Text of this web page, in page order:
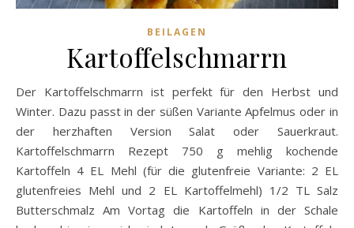
BEILAGEN
Kartoffelschmarrn
Der Kartoffelschmarrn ist perfekt für den Herbst und
Winter. Dazu passt in der süßen Variante Apfelmus oder in
der herzhaften Version Salat oder Sauerkraut.
Kartoffelschmarrn Rezept 750 g mehlig kochende
Kartoffeln 4 EL Mehl (für die glutenfreie Variante: 2 EL
glutenfreies Mehl und 2 EL Kartoffelmehl) 1/2 TL Salz
Butterschmalz Am Vortag die Kartoffeln in der Schale